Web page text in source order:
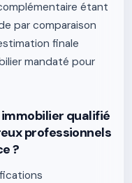
étant
par comparaison
finale
mandaté pour
qualifié
professionnels
?